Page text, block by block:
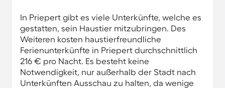
In Priepert gibt es viele Unterkünfte, welche es
gestatten, sein Haustier mitzubringen. Des
Weiteren kosten haustierfreundliche
Ferienunterkünfte in Priepert durchschnittlich
216 € pro Nacht. Es besteht keine
Notwendigkeit, nur außerhalb der Stadt nach
Unterkünften Ausschau zu halten, da wenige